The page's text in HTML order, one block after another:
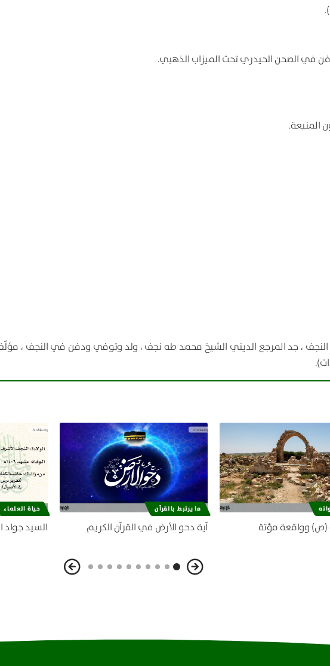
النجف ، جد المرجع الديني الشيخ محمد طه نجف ، ولد وتوفي ودفن في النجف ،
(ص) وواقعة مؤتة
ما يرتبط بالقرآن
آية دحو الأرض في القرآن الكريم
حياة العلماء
السيد جواد